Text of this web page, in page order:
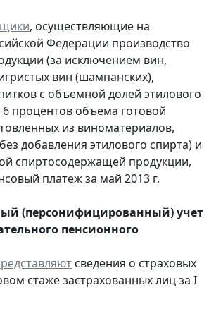
, осуществляющие на
Федерации производство
(за исключением вин,
вин (шампанских),
с объемной долей этилового
6 процентов объема готовой
из виноматериалов,
добавления этилового спирта) и
спиртосодержащей продукции,
платеж за май 2013 г.
(персонифицированный) учет
пенсионного
сведения о страховых
стаже застрахованных лиц за I